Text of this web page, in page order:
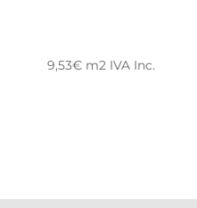
9,53€ m2 IVA Inc.